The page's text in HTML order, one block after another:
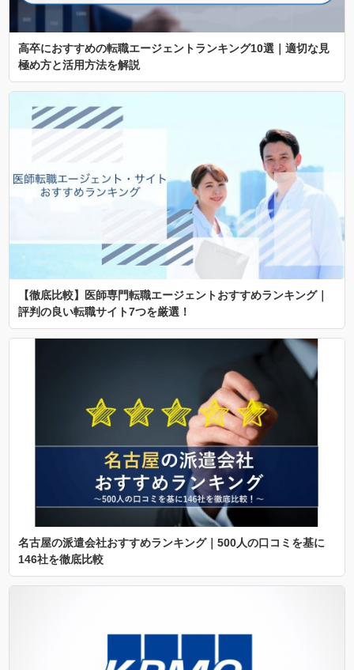
高卒におすすめの転職エージェントランキング10選｜適切な見
極め方と活用方法を解説
【徹底比較】医師専門転職エージェントおすすめランキング｜
評判の良い転職サイト7つを厳選！
名古屋の派遣会社おすすめランキング｜500人の口コミを基に
146社を徹底比較